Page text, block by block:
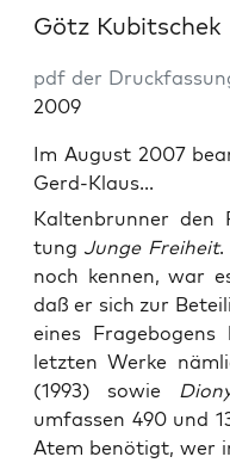
Götz Kubitschek
pdf der
2009
Im August 2007
Gerd-Klaus...
Kal­ten­brun­ner den
tungJun­ge Frei­heit.
noch ken­nen, war
daß er sich zur
eines Fra­ge­bo­gens
letz­ten Wer­ke
(1993) sowie
umfas­sen 490 und
Atem benö­tigt, wer